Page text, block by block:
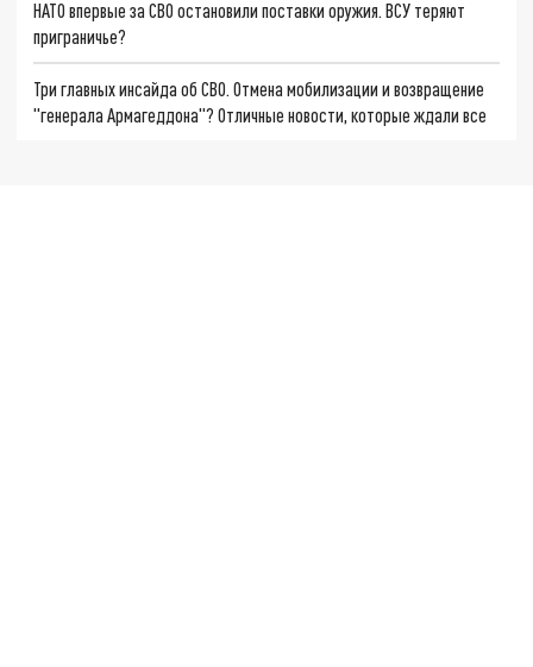
НАТО впервые за СВО остановили поставки оружия. ВСУ теряют
приграничье?
Три главных инсайда об СВО. Отмена мобилизации и возвращение
"генерала Армагеддона"? Отличные новости, которые ждали все